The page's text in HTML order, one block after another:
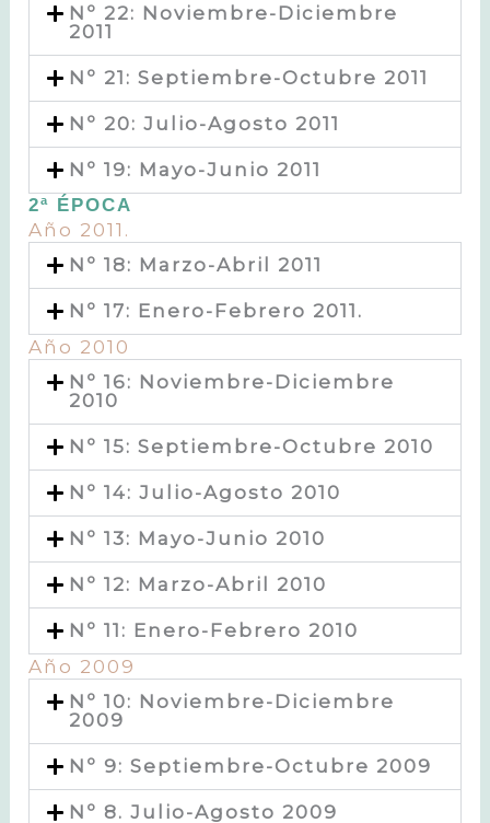
Nº 22: Noviembre-Diciembre
2011
Nº 21: Septiembre-Octubre 2011
Nº 20: Julio-Agosto 2011
Nº 19: Mayo-Junio 2011
2ª ÉPOCA
Año 2011.
Nº 18: Marzo-Abril 2011
Nº 17: Enero-Febrero 2011.
Año 2010
Nº 16: Noviembre-Diciembre
2010
Nº 15: Septiembre-Octubre 2010
Nº 14: Julio-Agosto 2010
Nº 13: Mayo-Junio 2010
Nº 12: Marzo-Abril 2010
Nº 11: Enero-Febrero 2010
Año 2009
Nº 10: Noviembre-Diciembre
2009
Nº 9: Septiembre-Octubre 2009
Nº 8. Julio-Agosto 2009